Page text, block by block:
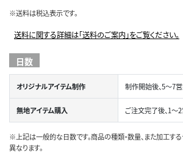
※送料は税込表示です。
送料に関する詳細は「送料のご案内」をご覧ください。
日数
オリジナルアイテム制作 制作開始後、5～7
無地アイテム購入 ご注文完了後、1～
※上記は一般的な日数です。商品の種類・数量、また加工す
異なります。